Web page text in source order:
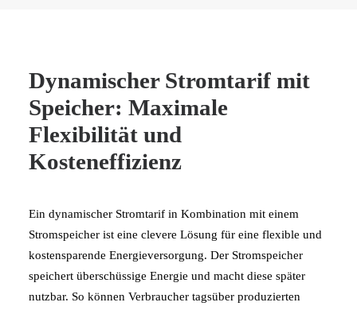
Dynamischer Stromtarif mit
Speicher: Maximale
Flexibilität und
Kosteneffizienz
Ein dynamischer Stromtarif in Kombination mit einem
Stromspeicher ist eine clevere Lösung für eine flexible und
kostensparende Energieversorgung. Der Stromspeicher
speichert überschüssige Energie und macht diese später
nutzbar. So können Verbraucher tagsüber produzierten